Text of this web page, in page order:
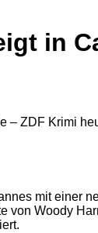
in
mit einer
von Woody